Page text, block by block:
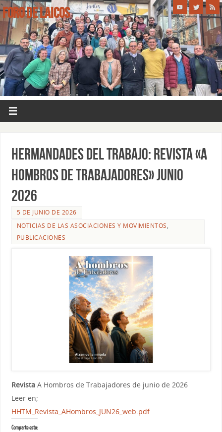
FORO DE LAICOS
HERMANDADES DEL TRABAJO: REVISTA «A
HOMBROS DE TRABAJADORES» JUNIO
2026
5 DE JUNIO DE 2026
NOTICIAS DE LAS ASOCIACIONES Y MOVIMIENTOS,
PUBLICACIONES
Revista A Hombros de Trabajadores de junio de 2026
Leer en;
HHTM_Revista_AHombros_JUN26_ web.pdf
Comparte esto: